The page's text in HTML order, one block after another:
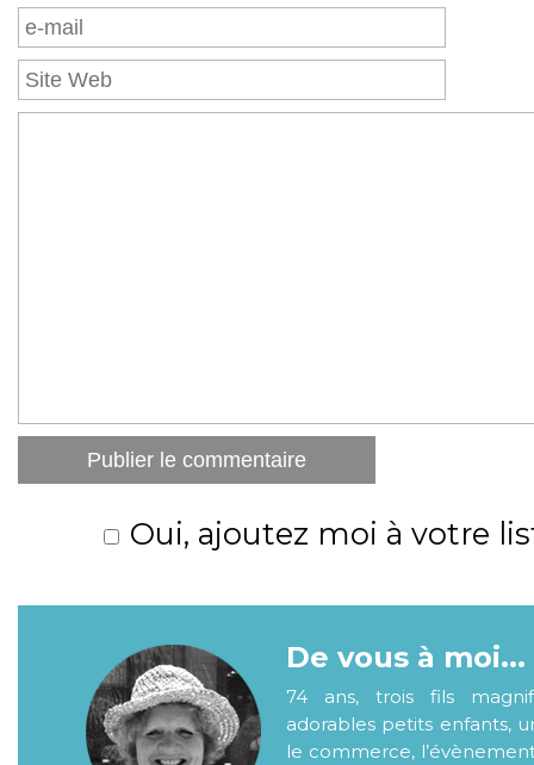
Oui, ajoutez moi à votre
De vous à moi...
74 ans, trois fils
adorables petits enfants,
le commerce,